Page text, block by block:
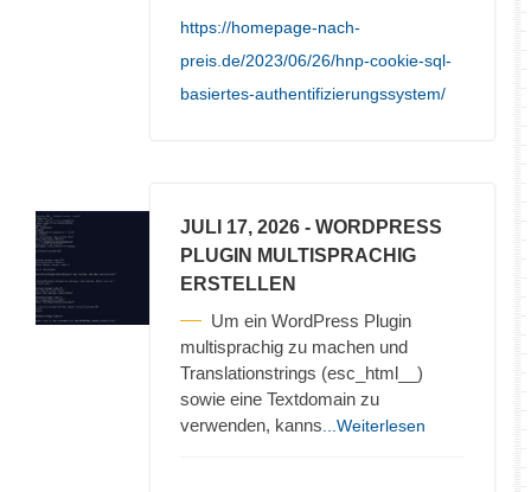
https://homepage-nach-
preis.de/2023/06/26/hnp-cookie-sql-
basiertes-authentifizierungssystem/
JULI 17, 2026 - WORDPRESS
PLUGIN MULTISPRACHIG
ERSTELLEN
Um ein WordPress Plugin
multisprachig zu machen und
Translationstrings (esc_html__)
sowie eine Textdomain zu
verwenden, kanns ...Weiterlesen